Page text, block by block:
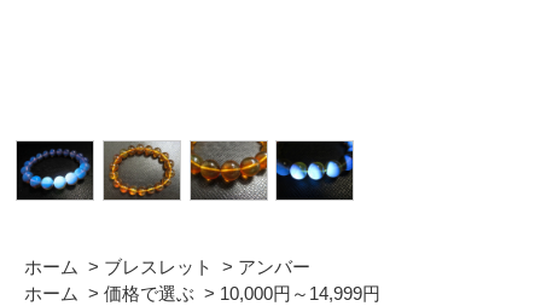
ホーム > ブレスレット > アンバー
ホーム > 価格で選ぶ > 10,000円～14,999円